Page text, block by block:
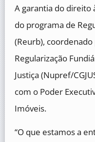
A garantia do direito
do programa de
(Reurb),
Regularização
Justiça (Nupref/
com o Poder
Imóveis.
“O que estamos a